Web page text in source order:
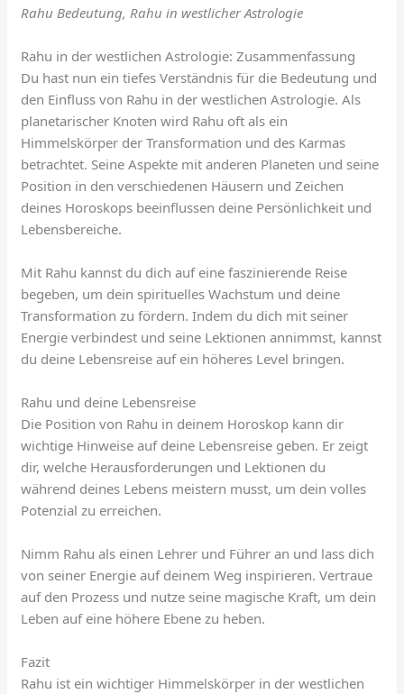
Rahu Bedeutung, Rahu in westlicher Astrologie
Rahu in der westlichen Astrologie: Zusammenfassung
Du hast nun ein tiefes Verständnis für die Bedeutung und
den Einfluss von Rahu in der westlichen Astrologie. Als
planetarischer Knoten wird Rahu oft als ein
Himmelskörper der Transformation und des Karmas
betrachtet. Seine Aspekte mit anderen Planeten und seine
Position in den verschiedenen Häusern und Zeichen
deines Horoskops beeinflussen deine Persönlichkeit und
Lebensbereiche.
Mit Rahu kannst du dich auf eine faszinierende Reise
begeben, um dein spirituelles Wachstum und deine
Transformation zu fördern. Indem du dich mit seiner
Energie verbindest und seine Lektionen annimmst, kannst
du deine Lebensreise auf ein höheres Level bringen.
Rahu und deine Lebensreise
Die Position von Rahu in deinem Horoskop kann dir
wichtige Hinweise auf deine Lebensreise geben. Er zeigt
dir, welche Herausforderungen und Lektionen du
während deines Lebens meistern musst, um dein volles
Potenzial zu erreichen.
Nimm Rahu als einen Lehrer und Führer an und lass dich
von seiner Energie auf deinem Weg inspirieren. Vertraue
auf den Prozess und nutze seine magische Kraft, um dein
Leben auf eine höhere Ebene zu heben.
Fazit
Rahu ist ein wichtiger Himmelskörper in der westlichen